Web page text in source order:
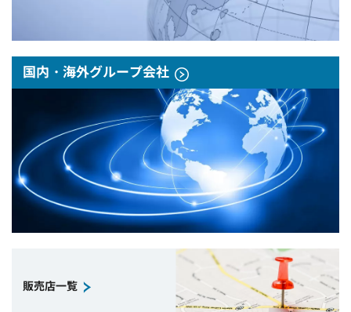
国内・海外グループ会社
販売店一覧